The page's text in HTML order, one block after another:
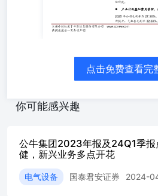
毛利的制动鼓及大缸径产品收
化。分季度看，2025年Q4单季
13.22%，Q4收入环比高增主
润环比下滑可能与季节性费用
延共同驱动。 2026Q1公司业
11.92亿元，同比+25.40%，归
高速增长主要由内生外延共同
时公司于2026年1月完成对河
在Q1确认了7256万元的非经常
点击免费查看完
你可能感兴趣
公牛集团2023年报及24Q1季报
健，新兴业务多点开花
电气设备 国泰君安证券 2024-